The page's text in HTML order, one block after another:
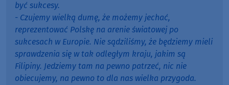
być sukcesy.
- Czujemy wielką dumę, że możemy jechać,
reprezentować Polskę na arenie światowej po
sukcesach w Europie. Nie sądziliśmy, że będziemy mieli
sprawdzenia się w tak odległym kraju, jakim są
Filipiny. Jedziemy tam na pewno patrzeć, nic nie
obiecujemy, na pewno to dla nas wielka przygoda.